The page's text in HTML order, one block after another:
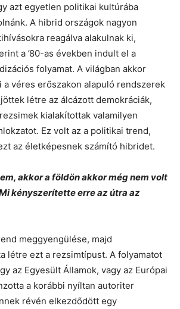
azt egyetlen politikai kultúrába
A hibrid országok nagyon
reagálva alakulnak ki,
a ’80-as években indult el a
folyamat. A világban akkor
a véres erőszakon alapuló rendszerek
létre az álcázott demokráciák,
kialakítottak valamilyen
Ez volt az a politikai trend,
az életképesnek számító hibridet.
akkor a földön akkor még nem volt
kényszerítette erre az útra az
meggyengülése, majd
létre ezt a rezsimtípust. A folyamatot
az Egyesült Államok, vagy az Európai
a korábbi nyíltan autoriter
révén elkezdődött egy